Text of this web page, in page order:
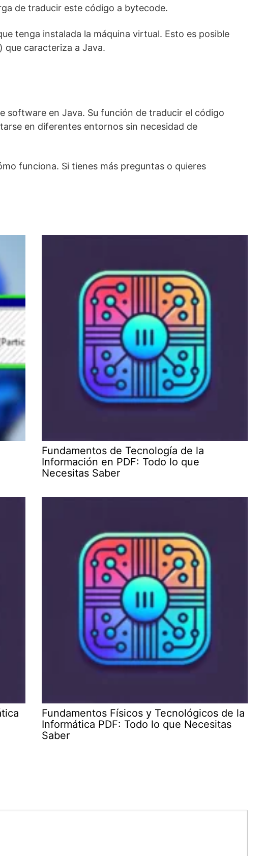
de traducir este código a bytecode.
tenga instalada la máquina virtual. Esto es posible
que caracteriza a Java.
software en Java. Su función de traducir el código
en diferentes entornos sin necesidad de
funciona. Si tienes más preguntas o quieres
Fundamentos de Tecnología de la
Información en PDF: Todo lo que
Necesitas Saber
Fundamentos Físicos y Tecnológicos de la
Informática PDF: Todo lo que Necesitas
Saber